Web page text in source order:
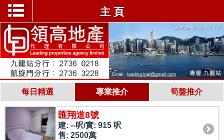
主 頁
每日精選 專業推介 筍盤推介
匯翔道8號
建: --呎/實: 915 呎
售: 2500萬